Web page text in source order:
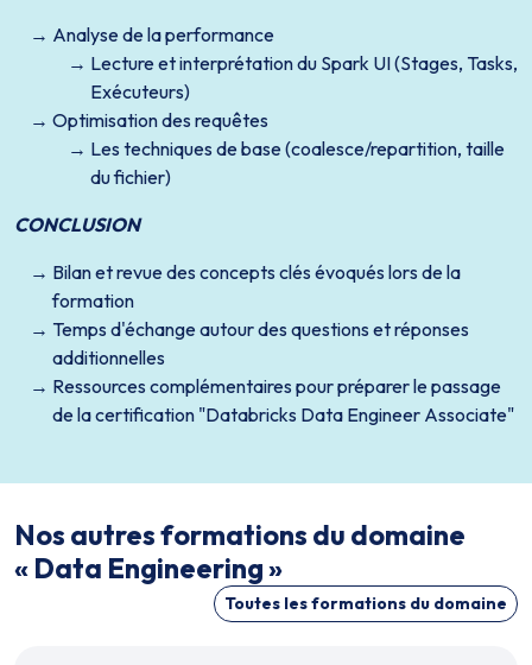
Analyse de la performance
Lecture et interprétation du Spark UI (Stages, Tasks,
Exécuteurs)
Optimisation des requêtes
Les techniques de base (coalesce/repartition, taille
du fichier)
CONCLUSION
Bilan et revue des concepts clés évoqués lors de la
formation
Temps d'échange autour des questions et réponses
additionnelles
Ressources complémentaires pour préparer le passage
de la certification "Databricks Data Engineer Associate"
Nos autres formations du domaine
« Data Engineering »
Toutes les formations du domaine